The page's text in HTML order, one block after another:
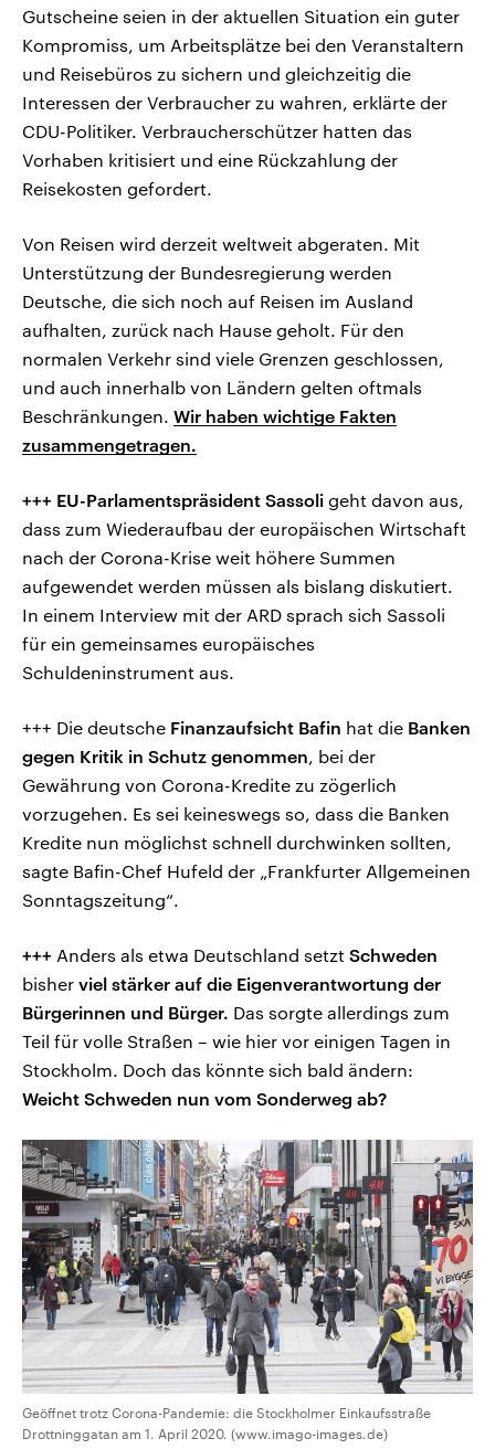
Gutscheine seien in der aktuellen Situation ein guter
Kompromiss, um Arbeitsplätze bei den Veranstaltern
und Reisebüros zu sichern und gleichzeitig die
Interessen der Verbraucher zu wahren, erklärte der
CDU-Politiker. Verbraucherschützer hatten das
Vorhaben kritisiert und eine Rückzahlung der
Reisekosten gefordert.
Von Reisen wird derzeit weltweit abgeraten. Mit
Unterstützung der Bundesregierung werden
Deutsche, die sich noch auf Reisen im Ausland
aufhalten, zurück nach Hause geholt. Für den
normalen Verkehr sind viele Grenzen geschlossen,
und auch innerhalb von Ländern gelten oftmals
Beschränkungen. Wir haben wichtige Fakten
zusammengetragen.
+++ EU-Parlamentspräsident Sassoli geht davon aus,
dass zum Wiederaufbau der europäischen Wirtschaft
nach der Corona-Krise weit höhere Summen
aufgewendet werden müssen als bislang diskutiert.
In einem Interview mit der ARD sprach sich Sassoli
für ein gemeinsames europäisches
Schuldeninstrument aus.
+++ Die deutsche Finanzaufsicht Bafin hat die Banken
gegen Kritik in Schutz genommen, bei der
Gewährung von Corona-Kredite zu zögerlich
vorzugehen. Es sei keineswegs so, dass die Banken
Kredite nun möglichst schnell durchwinken sollten,
sagte Bafin-Chef Hufeld der „Frankfurter Allgemeinen
Sonntagszeitung“.
+++ Anders als etwa Deutschland setzt Schweden
bisher viel stärker auf die Eigenverantwortung der
Bürgerinnen und Bürger. Das sorgte allerdings zum
Teil für volle Straßen – wie hier vor einigen Tagen in
Stockholm. Doch das könnte sich bald ändern:
Weicht Schweden nun vom Sonderweg ab?
Geöffnet trotz Corona-Pandemie: die Stockholmer Einkaufsstraße
Drottninggatan am 1. April 2020. (www.imago-images.de)